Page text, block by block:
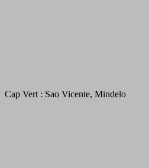
Cap Vert : Sao Vicente, Mindelo